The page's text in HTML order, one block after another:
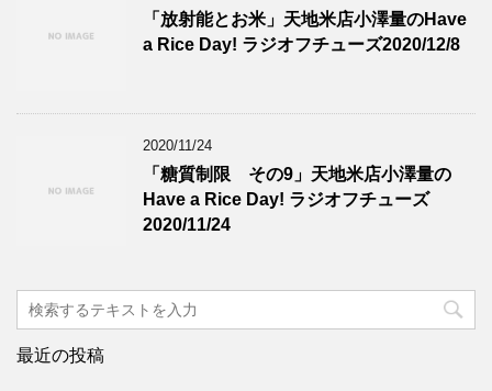
「放射能とお米」天地米店小澤量のHave
a Rice Day! ラジオフチューズ2020/12/8
2020/11/24
「糖質制限 その9」天地米店小澤量の
Have a Rice Day! ラジオフチューズ
2020/11/24
最近の投稿